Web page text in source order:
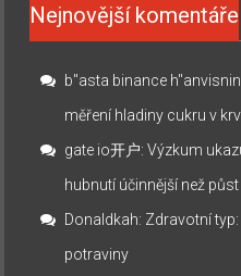
Nejnovější komentáře
b"asta binance
měření hladiny cukru v
gate io开户:Výzkum
hubnutí účinnější než půst
Donaldkah: Zdravotní
potraviny